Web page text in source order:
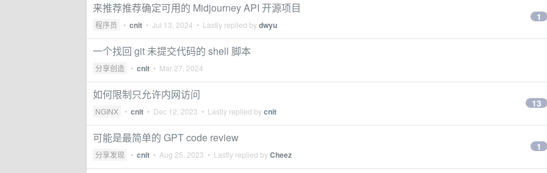
来推荐推荐确定可用的 Midjourney API 开源项目
程序员 • cnit • Jul 13, 2024 • Lastly replied bydwyu
1
一个找回 git 未提交代码的 shell 脚本
分享创造 • cnit • Mar 27, 2024
如何限制只允许内网访问
NGINX • cnit • Dec 12, 2023 • Lastly replied bycnit
13
可能是最简单的 GPT code review
分享发现 • cnit • Aug 25, 2023 • Lastly replied byCheez
1